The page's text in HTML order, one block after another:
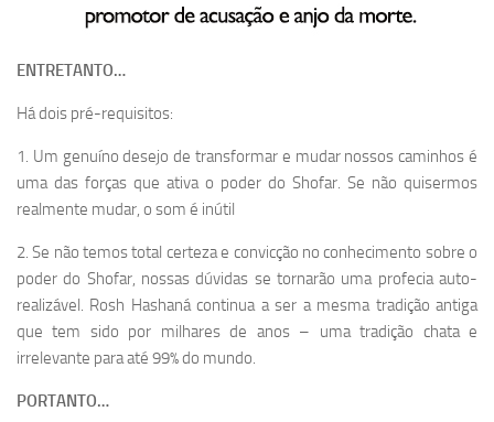
ENTRETANTO…
Há dois pré-requisitos:
1. Um genuíno desejo de transformar e mudar nossos caminhos é
uma das forças que ativa o poder do Shofar. Se não quisermos
realmente mudar, o som é inútil
2. Se não temos total certeza e convicção no conhecimento sobre o
poder do Shofar, nossas dúvidas se tornarão uma profecia auto-
realizável. Rosh Hashaná continua a ser a mesma tradição antiga
que tem sido por milhares de anos – uma tradição chata e
irrelevante para até 99% do mundo.
PORTANTO…